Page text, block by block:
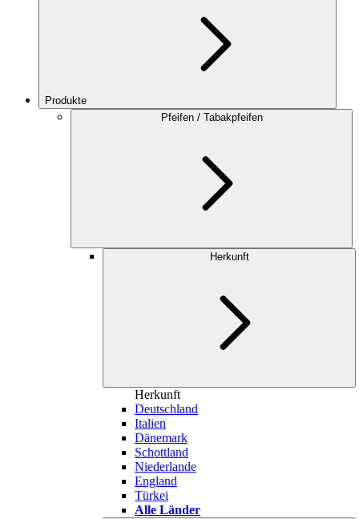
Produkte
Pfeifen / Tabakpfeifen
Herkunft
Herkunft
Deutschland
Italien
Dänemark
Schottland
Niederlande
England
Türkei
Alle Länder